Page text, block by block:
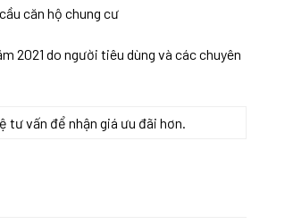
căn hộ chung cư
2021 do người tiêu dùng và các chuyên
vấn để nhận giá ưu đãi hơn.